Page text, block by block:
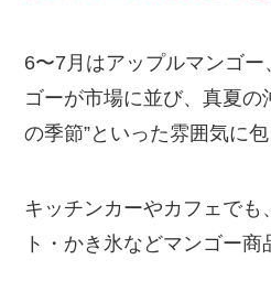
6〜7月はアップルマンゴ
ゴーが市場に並び、真夏の
の季節”といった雰囲気に包
キッチンカーやカフェでも
ト・かき氷などマンゴー商